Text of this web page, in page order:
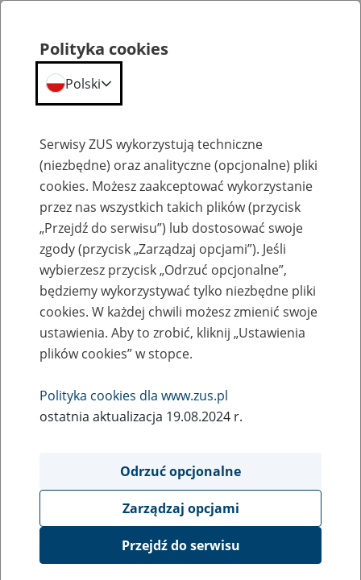
Aktualności
ZUS w badaniach CBOS
27
pozytywnie ocenia 46 proc. ankietowanych,
negatywnie – 34 proc.; zdania na temat działalności
ZUS nie ma 20 proc. badanych – wynika z
najnowszego badania CBOS. ZUS jest oceniany
lepiej niż pół roku temu.
Polityka cookies
Polski
Serwisy ZUS wykorzystują techniczne
(niezbędne) oraz analityczne (opcjonalne) pliki
cookies. Możesz zaakceptować wykorzystanie
przez nas wszystkich takich plików (przycisk
„Przejdź do serwisu”) lub dostosować swoje
zgody (przycisk „Zarządzaj opcjami”). Jeśli
wybierzesz przycisk „Odrzuć opcjonalne”,
będziemy wykorzystywać tylko niezbędne pliki
cookies. W każdej chwili możesz zmienić swoje
ustawienia. Aby to zrobić, kliknij „Ustawienia
plików cookies” w stopce.
Polityka cookies dla www.zus.pl
ostatnia aktualizacja 19.08.2024 r.
Odrzuć opcjonalne
Zarządzaj opcjami
Przejdź do serwisu